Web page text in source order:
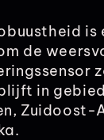
is
de
in
Zuidoost-